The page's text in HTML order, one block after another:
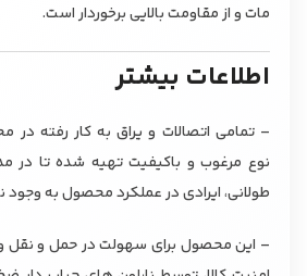
مات و از مقاومت بالایی برخوردار است.
اطلاعات بیشتر
– تمامی اتصالات و یراق به کار رفته در
نوع مرغوب و باکیفیت تهیه شده تا در
طولانی، ایرادی در عملکرد محصول به وجود
– این محصول برای سهولت در حمل و نقل